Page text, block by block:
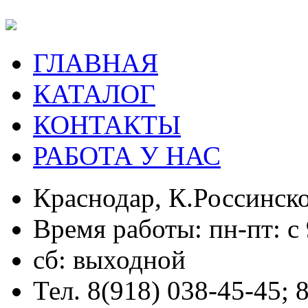
ГЛАВНАЯ
КАТАЛОГ
КОНТАКТЫ
РАБОТА У НАС
Краснодар,
Время работы: пн-пт:
сб: выходной
Тел. 8(918) 038-45-45;